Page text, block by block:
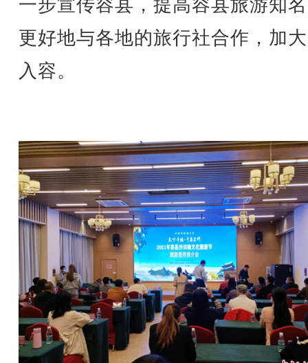
一步宣传容县，提高容县旅游知
更好地与各地的旅行社合作，加
入容。